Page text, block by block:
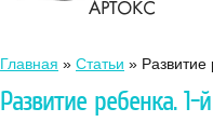
Главная » Статьи »
Развитие ребенка.